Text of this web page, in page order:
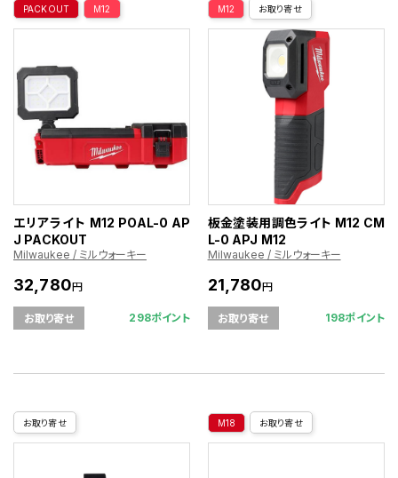
PACKOUT M12
エリアライト M12 POAL-0 AP
J PACKOUT
Milwaukee / ミルウォーキー
32,780円
お取り寄せ 298ポイント
M12 お取り寄せ
板金塗装用調色ライト M12 CM
L-0 APJ M12
Milwaukee / ミルウォーキー
21,780円
お取り寄せ 198ポイント
お取り寄せ M18 お取り寄せ